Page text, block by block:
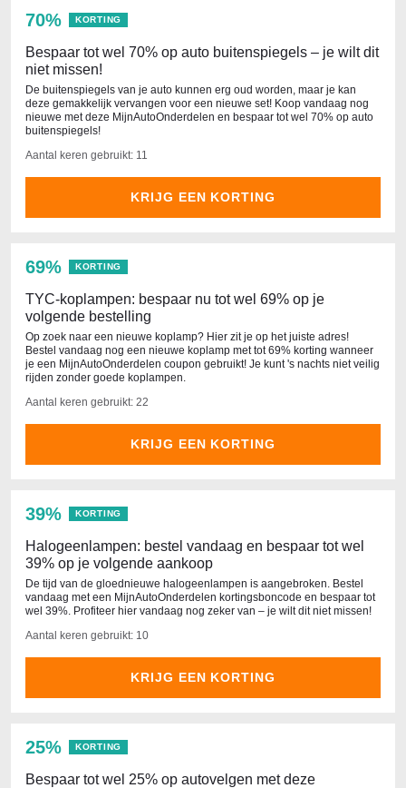
70% KORTING
Bespaar tot wel 70% op auto buitenspiegels – je wilt dit
niet missen!
De buitenspiegels van je auto kunnen erg oud worden, maar je kan
deze gemakkelijk vervangen voor een nieuwe set! Koop vandaag nog
nieuwe met deze MijnAutoOnderdelen en bespaar tot wel 70% op auto
buitenspiegels!
Aantal keren gebruikt: 11
KRIJG EEN KORTING
69% KORTING
TYC-koplampen: bespaar nu tot wel 69% op je
volgende bestelling
Op zoek naar een nieuwe koplamp? Hier zit je op het juiste adres!
Bestel vandaag nog een nieuwe koplamp met tot 69% korting wanneer
je een MijnAutoOnderdelen coupon gebruikt! Je kunt 's nachts niet veilig
rijden zonder goede koplampen.
Aantal keren gebruikt: 22
KRIJG EEN KORTING
39% KORTING
Halogeenlampen: bestel vandaag en bespaar tot wel
39% op je volgende aankoop
De tijd van de gloednieuwe halogeenlampen is aangebroken. Bestel
vandaag met een MijnAutoOnderdelen kortingsboncode en bespaar tot
wel 39%. Profiteer hier vandaag nog zeker van – je wilt dit niet missen!
Aantal keren gebruikt: 10
KRIJG EEN KORTING
25% KORTING
Bespaar tot wel 25% op autovelgen met deze